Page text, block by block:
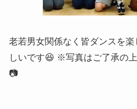
老若男女関係なく皆ダンスを
しいです😆 ※写真はご了承の
📷